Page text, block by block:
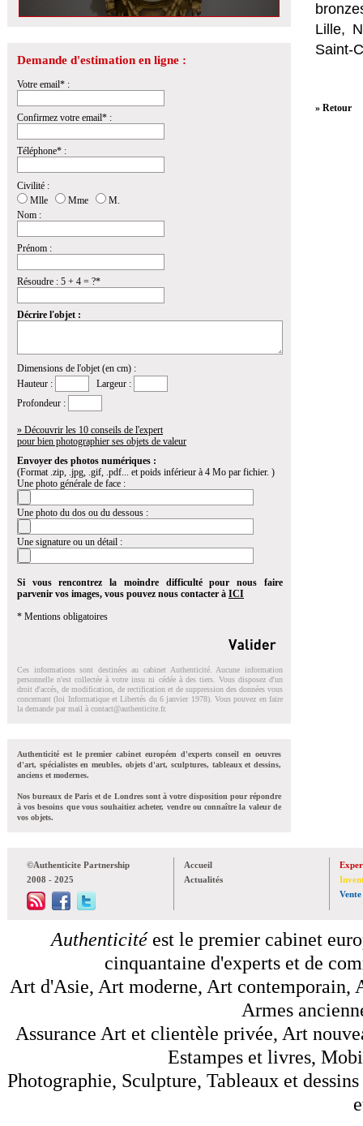
Demande d'estimation en ligne :
Votre email* :
Confirmez votre email* :
Téléphone* :
Civilité :
Mlle
Mme
M.
Nom :
Prénom :
Résoudre : 5 + 4 = ?*
Décrire l'objet :
Dimensions de l'objet (en cm) :
Hauteur :
Largeur :
Profondeur :
» Découvrir les 10 conseils de l'expert
pour bien photographier ses objets de valeur
Envoyer des photos numériques :
(Format .zip, .jpg, .gif, .pdf... et poids inférieur à 4 Mo par fichier. )
Une photo générale de face :
Une photo du dos ou du dessous :
Une signature ou un détail :
Si vous rencontrez la moindre difficulté pour nous faire
parvenir vos images, vous pouvez nous contacter à ICI
* Mentions obligatoires
Ces informations sont destinées au cabinet Authenticité. Aucune information
personnelle n'est collectée à votre insu ni cédée à des tiers. Vous disposez d'un
droit d'accés, de modification, de rectification et de suppression des données vous
concernant (loi Informatique et Libertés du 6 janvier 1978). Vous pouvez en faire
la demande par mail à contact@authenticite.fr.
Authenticité est le premier cabinet européen d'experts conseil en oeuvres
d'art, spécialistes en meubles, objets d'art, sculptures, tableaux et dessins,
anciens et modernes.
Nos bureaux de Paris et de Londres sont à votre disposition pour répondre
à vos besoins que vous souhaitiez acheter, vendre ou connaître la valeur de
vos objets.
Lille,
Saint-
» Retour
©Authenticite Partnership
2008 - 2025
Accueil
Actualités
Vente
Authenticitéest le premier cabinet
cinquantaine d'experts et de
Art d'Asie, Art moderne, Art contemporain,
Armes
Assurance Art et clientèle privée, Art
Estampes et livres,
Photographie, Sculpture, Tableaux et